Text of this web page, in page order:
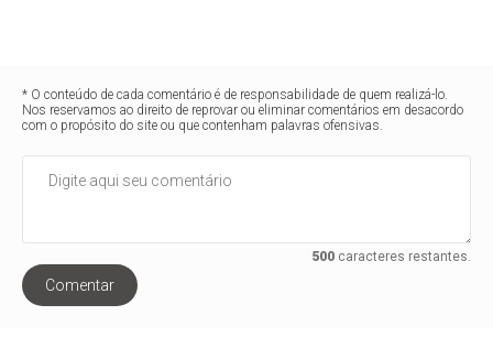
* O conteúdo de cada comentário é de responsabilidade de quem realizá-lo.
Nos reservamos ao direito de reprovar ou eliminar comentários em desacordo
com o propósito do site ou que contenham palavras ofensivas.
500caracteres restantes.
Comentar